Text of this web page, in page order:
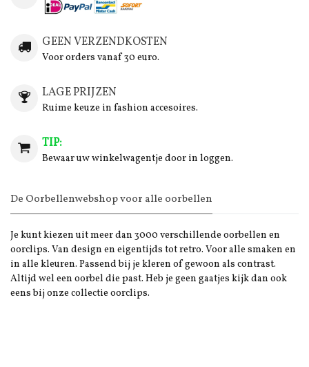
GEEN VERZENDKOSTEN
Voor orders vanaf 30 euro.
LAGE PRIJZEN
Ruime keuze in fashion accesoires.
TIP:
Bewaar uw winkelwagentje door in loggen.
De Oorbellenwebshop voor alle oorbellen
Je kunt kiezen uit meer dan 3000 verschillende oorbellen en
oorclips. Van design en eigentijds tot retro. Voor alle smaken en
in alle kleuren. Passend bij je kleren of gewoon als contrast.
Altijd wel een oorbel die past. Heb je geen gaatjes kijk dan ook
eens bij onze collectie oorclips.